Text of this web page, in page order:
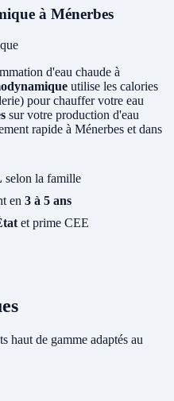
à Ménerbes
d'eau chaude à
utilise les calories
pour chauffer votre eau
sur votre production d'eau
rapide à Ménerbes et dans
selon la famille
en 3 à 5 ans
et prime CEE
haut de gamme adaptés au